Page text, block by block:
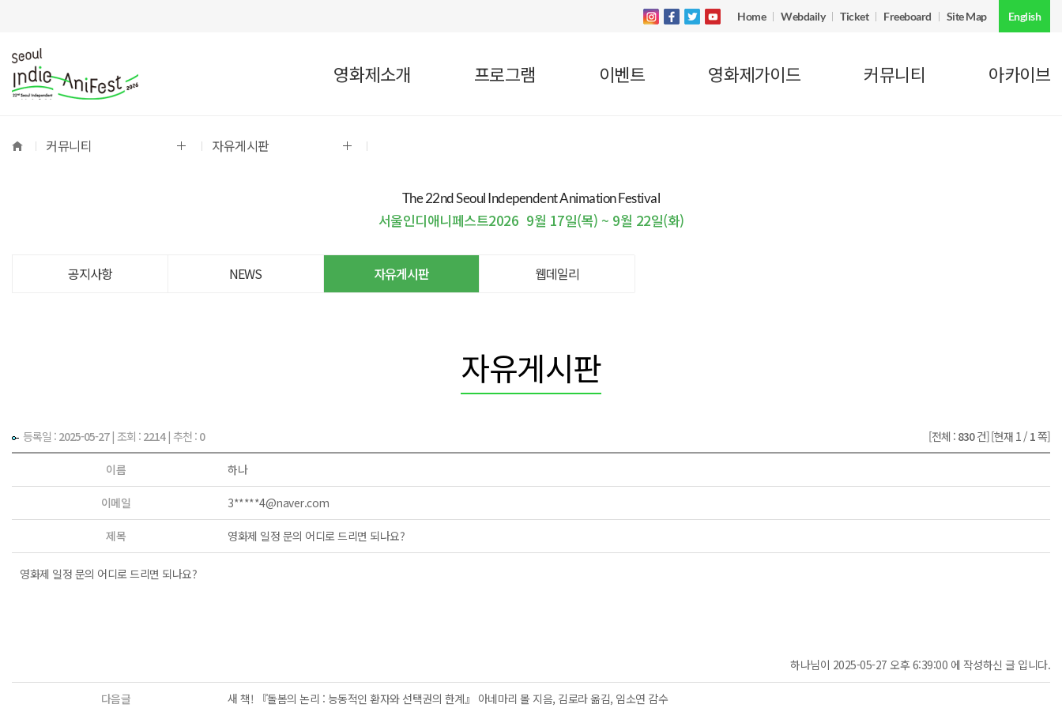
English
Home Webdaily Ticket Freeboard Site Map
영화제소개 프로그램 이벤트 영화제가이드 커뮤니티 아카이브
커뮤니티 자유게시판
The 22nd Seoul Independent Animation Festival
서울인디애니페스트2026 9월 17일(목) ~ 9월 22일(화)
공지사항 NEWS 자유게시판 웹데일리
자유게시판
등록일 : 2025-05-27| 조회 : 2214| 추천 : 0 [전체 : 830건][현재 1 / 1쪽]
이름 하나
이메일 3*****4@naver.com
제목 영화제 일정 문의 어디로 드리면 되나요?
영화제 일정 문의 어디로 드리면 되나요?
하나님이 2025-05-27 오후 6:39:00 에 작성하신 글 입니다.
다음글 새 책! 『돌봄의 논리 : 능동적인 환자와 선택권의 한계』 아네마리 몰 지음, 김로라 옮김, 임소연 감수